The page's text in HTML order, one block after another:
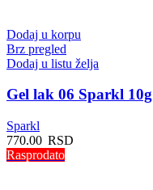
Dodaj u korpu
Brz pregled
Dodaj u listu želja
Gel lak 06 Sparkl 10g
Sparkl
770.00 RSD
Rasprodato